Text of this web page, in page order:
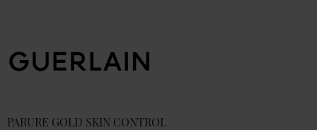
PARURE GOLD SKIN CONTROL